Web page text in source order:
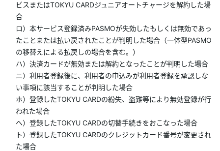
ビスまたはTOKYU CARDジュニアオートチャージを解約した場
合
ロ）本サービス登録済みPASMOが失効したもしくは無効であっ
たことまたは払い戻されたことが判明した場合（一体型PASMO
の移替えによる払戻しの場合を含む。）
ハ）決済カードが無効または解約となったことが判明した場合
ニ）利用者登録後に、利用者の申込みが利用者登録を承認しな
い事項に該当することが判明した場合
ホ）登録したTOKYU CARDの紛失、盗難等により無効登録が行
われた場合
ヘ）登録したTOKYU CARDの切替手続きをおこなった場合
ト）登録したTOKYU CARDのクレジットカード番号が変更され
た場合